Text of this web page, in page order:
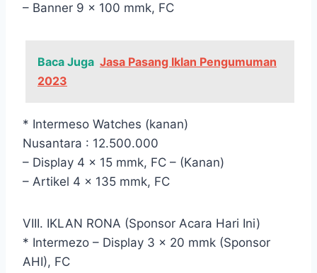
– Banner 9 x 100 mmk, FC
Baca Juga Jasa Pasang Iklan Pengumuman
2023
* Intermeso Watches (kanan)
Nusantara : 12.500.000
– Display 4 x 15 mmk, FC – (Kanan)
– Artikel 4 x 135 mmk, FC
VIII. IKLAN RONA (Sponsor Acara Hari Ini)
* Intermezo – Display 3 x 20 mmk (Sponsor
AHI), FC